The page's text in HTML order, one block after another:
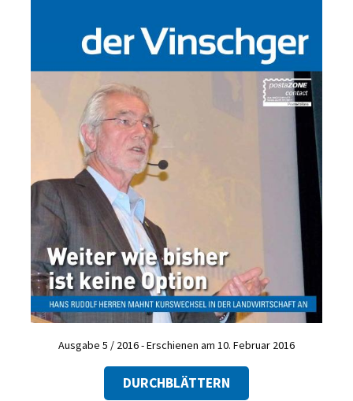
Ausgabe 5 / 2016 - Erschienen am 10. Februar 2016
DURCHBLÄTTERN